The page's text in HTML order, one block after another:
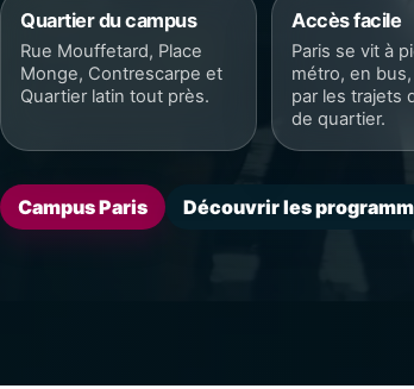
Quartier du campus
Rue Mouffetard, Place
Monge, Contrescarpe et
Quartier latin tout près.
Accès facile
Paris se vit à
métro, en bus,
par les trajets
de quartier.
Campus Paris Découvrir les